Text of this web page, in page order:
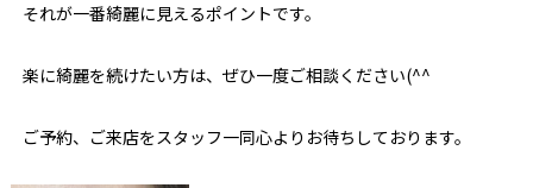
それが一番綺麗に見えるポイントです。
楽に綺麗を続けたい方は、ぜひ一度ご相談ください(^^
ご予約、ご来店をスタッフ一同心よりお待ちしております。